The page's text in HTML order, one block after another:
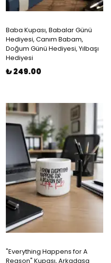
Baba Kupası, Babalar Günü
Hediyesi, Canım Babam,
Doğum Günü Hediyesi, Yılbaşı
Hediyesi
₺ 249.00
"Everything Happens for A
Reason" Kupası, Arkadaşa